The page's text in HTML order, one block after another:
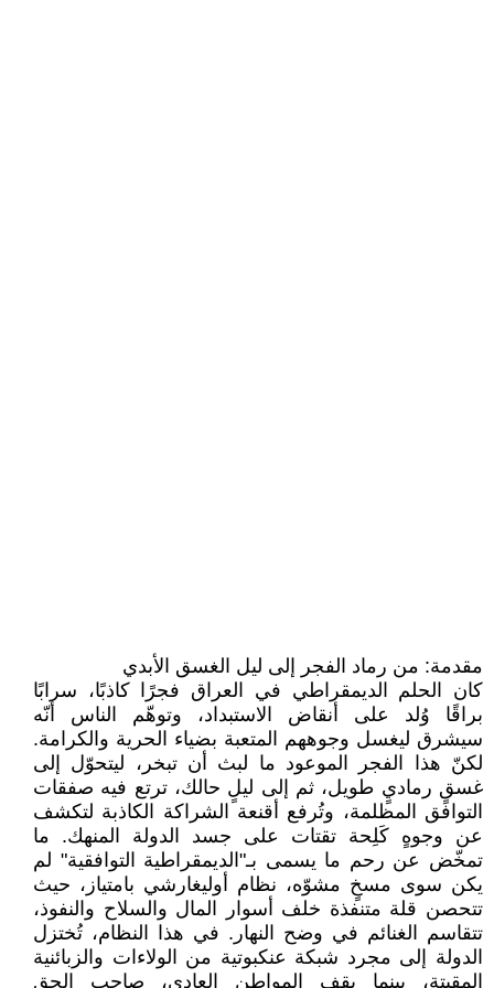
مقدمة: من رماد الفجر إلى ليل الغسق الأبدي
كان الحلم الديمقراطي في العراق فجرًا كاذبًا، سرابًا
براقًا وُلد على أنقاض الاستبداد، وتوهّم الناس أنّه
سيشرق ليغسل وجوههم المتعبة بضياء الحرية والكرامة.
لكنّ هذا الفجر الموعود ما لبث أن تبخر، ليتحوّل إلى
غسقٍ رماديٍ طويل، ثم إلى ليلٍ حالك، ترتع فيه صفقات
التوافق المظلمة، وتُرفع أقنعة الشراكة الكاذبة لتكشف
عن وجوهٍ كَلِحة تقتات على جسد الدولة المنهك. ما
تمخّض عن رحم ما يسمى بـ"الديمقراطية التوافقية" لم
يكن سوى مسخٍ مشوّه، نظام أوليغارشي بامتياز، حيث
تتحصن قلة متنفذة خلف أسوار المال والسلاح والنفوذ،
تتقاسم الغنائم في وضح النهار. في هذا النظام، تُختزل
الدولة إلى مجرد شبكة عنكبوتية من الولاءات والزبائنية
المقيتة، بينما يقف المواطن العادي، صاحب الحق